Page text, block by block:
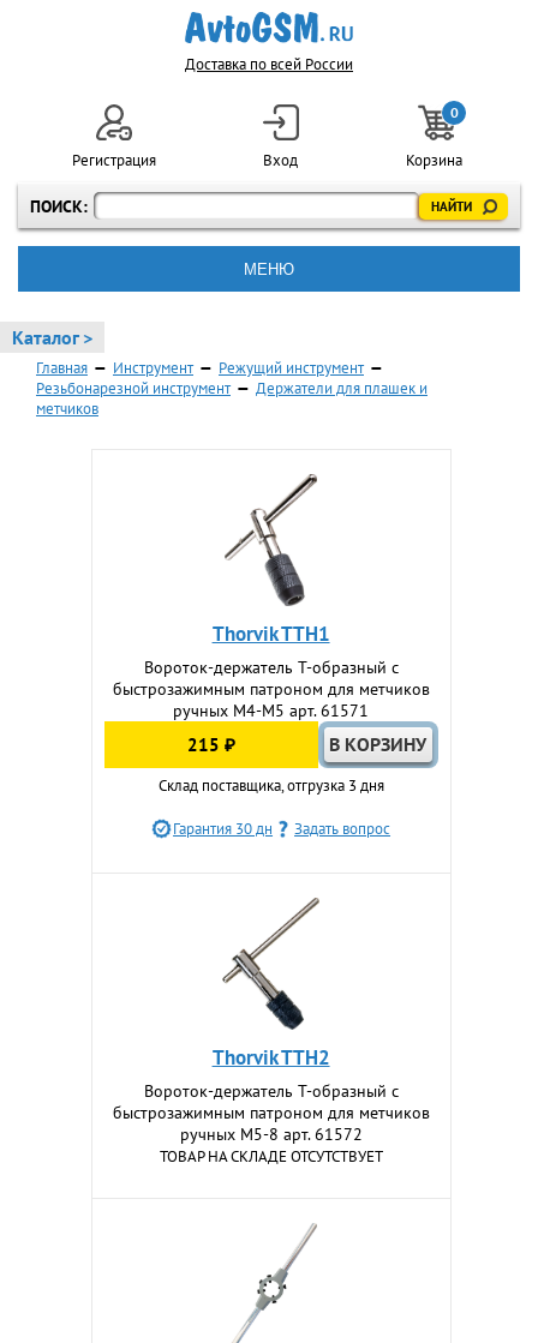
Доставка по всей России
ПОИСК:
Регистрация Вход
0
Корзина
МЕНЮ
Каталог >
Главная — Инструмент — Режущий инструмент —
Резьбонарезной инструмент — Держатели для плашек и
метчиков
Thorvik TTH1
Вороток-держатель Т-образный с
быстрозажимным патроном для метчиков
ручных M4-M5 арт. 61571
215 ₽
Склад поставщика, отгрузка 3 дня
Гарантия 30 дн Задать вопрос
Thorvik TTH2
Вороток-держатель Т-образный с
быстрозажимным патроном для метчиков
ручных M5-8 арт. 61572
ТОВАР НА СКЛАДЕ ОТСУТСТВУЕТ